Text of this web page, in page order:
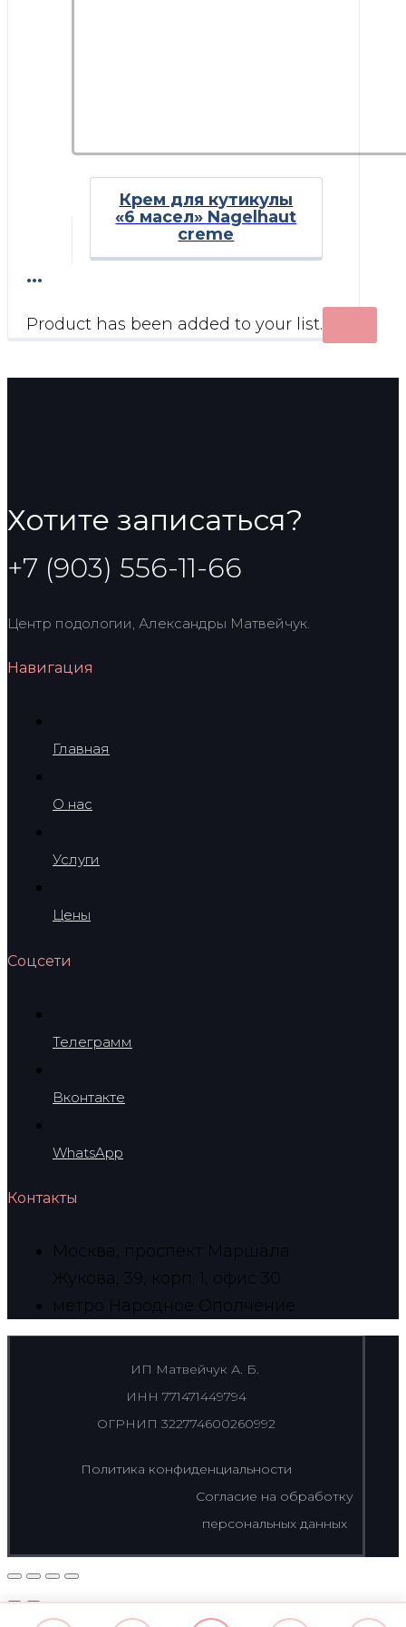
Крем для кутикулы
«6 масел» Nagelhaut
creme
...
Product has been added to your list.
Хотите записаться?
+7 (903) 556-11-66
Центр подологии, Александры Матвейчук.
Навигация
Главная
О нас
Услуги
Цены
Соцсети
Телеграмм
Вконтакте
WhatsApp
Контакты
Москва, проспект Маршала
Жукова, 39, корп. 1, офис 30
метро Народное Ополчение
ИП Матвейчук А. Б.
ИНН 771471449794
ОГРНИП 322774600260992
Политика конфиденциальности
Согласие на обработку
персональных данных